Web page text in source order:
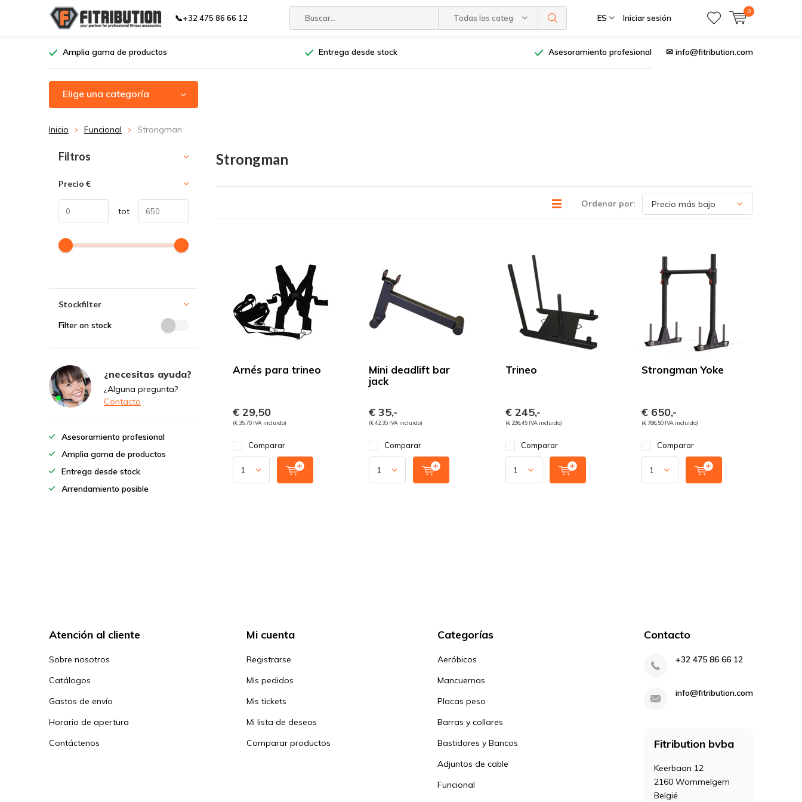
📞+32 475 86 66 12 Todas las categorías ES Iniciar sesión
0
Amplia gama de productos Entrega desde stock Asesoramiento profesional ✉ info@fitribution.com
Elige una categoría
Inicio Funcional Strongman
Strongman
Ordenar por:
Arnés para trineo
€ 29,50
(€ 35,70 IVA incluido)
Comparar
Mini deadlift bar
jack
€ 35,-
(€ 42,35 IVA incluido)
Comparar
Trineo
€ 245,-
(€ 296,45 IVA incluido)
Comparar
Strongman Yoke
€ 650,-
(€ 786,50 IVA incluido)
Comparar
Ordenar por:
Filtros
Precio €
tot
Stockfilter
Filter on stock
¿necesitas ayuda?
¿Alguna pregunta?
Contacto
Asesoramiento profesional
Amplia gama de productos
Entrega desde stock
Arrendamiento posible
Atención al cliente
Sobre nosotros
Catálogos
Gastos de envío
Horario de apertura
Contáctenos
Mi cuenta
Registrarse
Mis pedidos
Mis tickets
Mi lista de deseos
Comparar productos
Categorías
Aeróbicos
Mancuernas
Placas peso
Barras y collares
Bastidores y Bancos
Adjuntos de cable
Funcional
Contacto
+32 475 86 66 12
info@fitribution.com
Fitribution bvba
Keerbaan 12
2160 Wommelgem
België